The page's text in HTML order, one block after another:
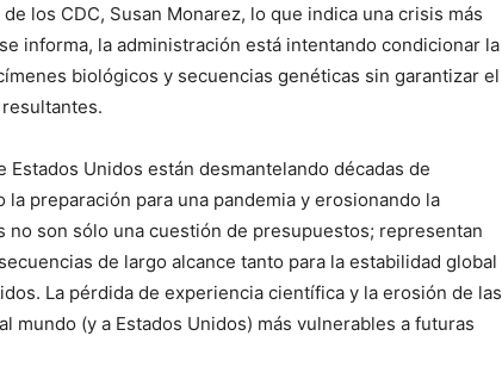
los CDC, Susan Monarez, lo que indica una crisis más
informa, la administración está intentando condicionar la
biológicos y secuencias genéticas sin garantizar el
Estados Unidos están desmantelando décadas de
preparación para una pandemia y erosionando la
son sólo una cuestión de presupuestos; representan
de largo alcance tanto para la estabilidad global
La pérdida de experiencia científica y la erosión de las
mundo (y a Estados Unidos) más vulnerables a futuras